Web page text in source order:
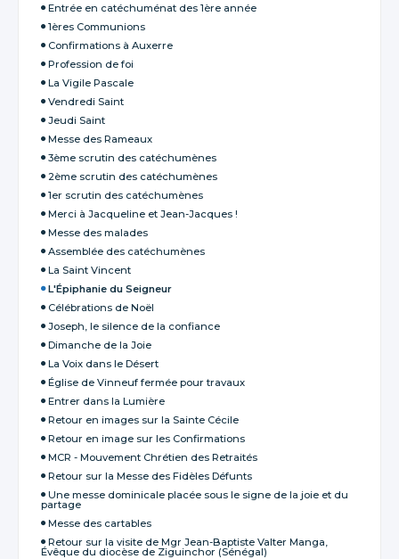
Entrée en catéchuménat des 1ère année
1ères Communions
Confirmations à Auxerre
Profession de foi
La Vigile Pascale
Vendredi Saint
Jeudi Saint
Messe des Rameaux
3ème scrutin des catéchumènes
2ème scrutin des catéchumènes
1er scrutin des catéchumènes
Merci à Jacqueline et Jean-Jacques !
Messe des malades
Assemblée des catéchumènes
La Saint Vincent
L'Épiphanie du Seigneur
Célébrations de Noël
Joseph, le silence de la confiance
Dimanche de la Joie
La Voix dans le Désert
Église de Vinneuf fermée pour travaux
Entrer dans la Lumière
Retour en images sur la Sainte Cécile
Retour en image sur les Confirmations
MCR - Mouvement Chrétien des Retraités
Retour sur la Messe des Fidèles Défunts
Une messe dominicale placée sous le signe de la joie et du
partage
Messe des cartables
Retour sur la visite de Mgr Jean-Baptiste Valter Manga,
Évêque du diocèse de Ziguinchor (Sénégal)